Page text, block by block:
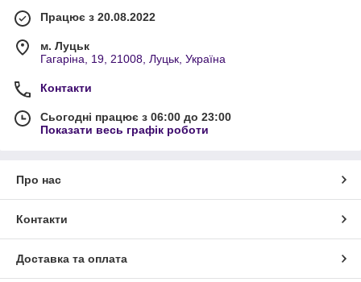
Працює з 20.08.2022
м. Луцьк
Гагаріна, 19, 21008, Луцьк, Україна
Контакти
Сьогодні працює з 06:00 до 23:00
Показати весь графік роботи
Про нас
Контакти
Доставка та оплата